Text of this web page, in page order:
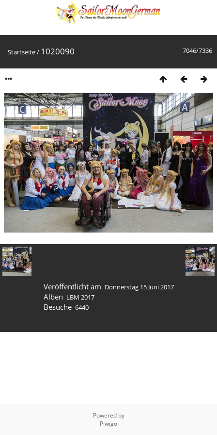
7046/7336
Startseite/ 1020090
Veröffentlicht am Donnerstag 15 Juni 2017
Alben LBM 2017
Besuche 6440
Powered by
Piwigo